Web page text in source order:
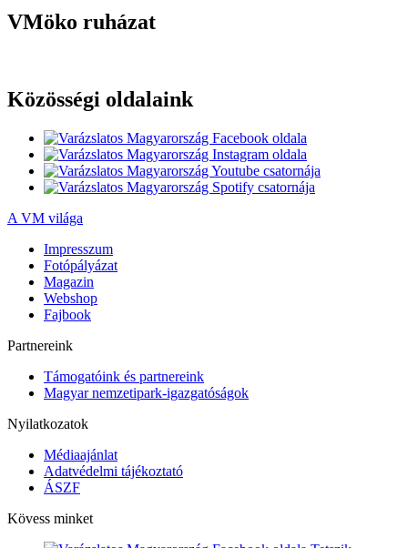
VMöko ruházat
Közösségi oldalaink
A VM világa
Impresszum
Fotópályázat
Magazin
Webshop
Fajbook
Partnereink
Támogatóink és partnereink
Magyar nemzetipark-igazgatóságok
Nyilatkozatok
Médiaajánlat
Adatvédelmi tájékoztató
ÁSZF
Kövess minket